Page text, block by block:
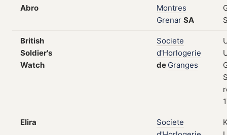
Abro
Montres
Grenar SA
British
Soldier's
Watch
Societe
d'Horlogerie
de Granges
Elira
Societe